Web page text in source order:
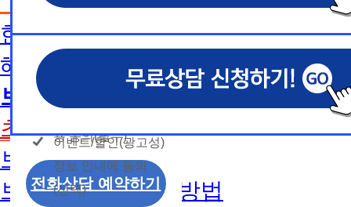
한국어교원 취득방법
해외취업전망
보육교사
초보길잡이
보육교사란
보육교사2급 취득방법
간
문의
상담 희망내용 (선택)
개인정보 수집/이용
동의
개인정보 수집 및 이
용 동의(필수)
이벤트/할인(광고성)
정보 안내에 동의
수강신청
문의
모두 동의합니다.
개인정보 수집 및 이
용 동의(필수)
이벤트/할인(광고성)
정보 안내에 동의
(선택)
전화상담 예약하기
1. 개인정보 수집·이용 목적
1) 무료상담 진행 및 문의 사항 응대, 동일·후속 문의에 대한
제공, 상담 이력 관리 및 상담 관련 분쟁·민원 처리
2) 광고성 정보 수신에 별도 동의한 자에 한하여
격평생교육원을 비롯한 해커스 교육그룹의 새로
신상품이나 이벤트, 최신 정보 안내 등 신청자의
는 최적의 서비스를 제공하기 위함.
(해커스교육그룹: 해커스인강, 해커스프랩, 해커스톡, 해커스
커스일본어, 해커스잡, 해커스금융, 해커스임용, 해커스공무
찰, 해커스소방, 해커스공인중개사, 해커스주택관리사, 해커
2. (필수)이름, 휴대폰번호, 상담내용
(선택) 제출된 상담 문의 내용, 전화상담 과정에서 이용자가
1. 개인정보 수집·이용 목적
1) 무료상담 진행 및 문의 사항 응대, 동일·후속 문의에 대한
제공, 상담 이력 관리 및 상담 관련 분쟁·민원 처리
2) 광고성 정보 수신에 별도 동의한 자에 한하여
격평생교육원을 비롯한 해커스 교육그룹의 새로
신상품이나 이벤트, 최신 정보 안내 등 신청자의
는 최적의 서비스를 제공하기 위함.
(해커스교육그룹: 해커스인강, 해커스프랩, 해커스톡, 해커스
커스일본어, 해커스잡, 해커스금융, 해커스임용, 해커스공무
찰, 해커스소방, 해커스공인중개사, 해커스주택관리사, 해커
2. (필수)이름, 휴대폰번호, 상담내용
(선택) 제출된 상담 문의 내용, 전화상담 과정에서 이용자가
1. 개인정보 수집·이용 목적
1) 무료상담 진행 및 문의 사항 응대, 동일·후속 문의에 대한
제공, 상담 이력 관리 및 상담 관련 분쟁·민원 처리
2) 광고성 정보 수신에 별도 동의한 자에 한하여
격평생교육원을 비롯한 해커스 교육그룹의 새로
신상품이나 이벤트, 최신 정보 안내 등 신청자의
는 최적의 서비스를 제공하기 위함.
(해커스교육그룹: 해커스인강, 해커스프랩, 해커스톡, 해커스
커스일본어, 해커스잡, 해커스금융, 해커스임용, 해커스공무
찰, 해커스소방, 해커스공인중개사, 해커스주택관리사, 해커
2. (필수)이름, 휴대폰번호, 상담내용
(선택) 제출된 상담 문의 내용, 전화상담 과정에서 이용자가